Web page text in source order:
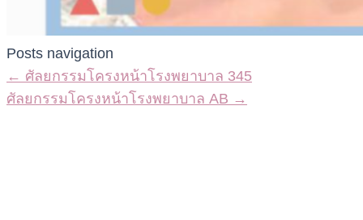
Posts navigation
← ศัลยกรรมโครงหน้าโรงพยาบาล 345
ศัลยกรรมโครงหน้าโรงพยาบาล AB →